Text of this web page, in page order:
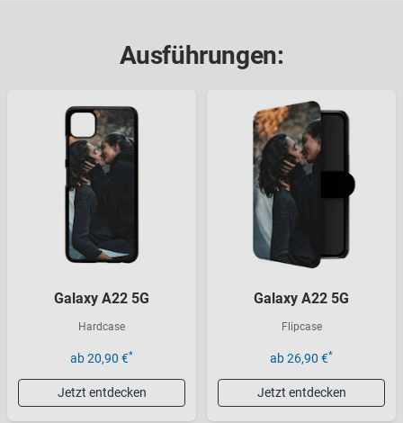
Ausführungen:
Galaxy A22 5G
Hardcase
ab 20,90 €*
Jetzt entdecken
Galaxy A22 5G
Flipcase
ab 26,90 €*
Jetzt entdecken